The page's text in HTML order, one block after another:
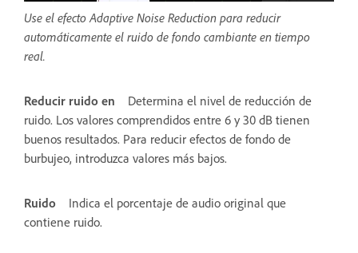
Use el efecto Adaptive Noise Reduction para reducir
automáticamente el ruido de fondo cambiante en tiempo
real.
Reducir ruido en
Determina el nivel de reducción de
ruido. Los valores comprendidos entre 6 y 30 dB tienen
buenos resultados. Para reducir efectos de fondo de
burbujeo, introduzca valores más bajos.
Ruido
Indica el porcentaje de audio original que
contiene ruido.